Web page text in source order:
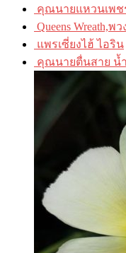
คุณนายแหวนเพชร
Queens Wreath,พ
แพรเซี่ยงไฮ้ ไอริน
คุณนายตื่นสาย น้